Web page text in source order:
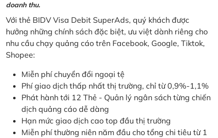
doanh thu.
Với thẻ BIDV Visa Debit SuperAds, quý khách được
hưởng những chính sách đặc biệt, ưu việt dành riêng cho
nhu cầu chạy quảng cáo trên Facebook, Google, Tiktok,
Shopee:
Miễn phí chuyển đổi ngoại tệ
Phí giao dịch thấp nhất thị trường, chỉ từ 0,9%-1,1%
Phát hành tới 12 Thẻ - Quản lý ngân sách từng chiến
dịch quảng cáo dễ dàng
Hạn mức giao dịch cao top đầu thị trường
Miễn phí thường niên năm đầu cho tổng chi tiêu từ 1